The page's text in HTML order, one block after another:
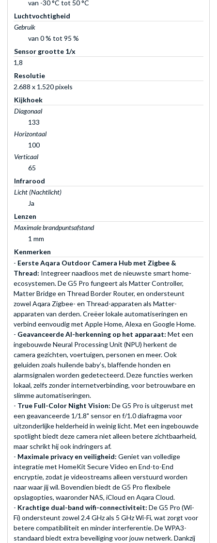
van -30 °C tot 50 °C
Luchtvochtigheid
Gebruik
van 0 % tot 95 %
Sensor grootte 1/x
1,8
Resolutie
2.688 x 1.520 pixels
Kijkhoek
Diagonaal
133
Horizontaal
100
Verticaal
65
Infrarood
Licht (Nachtlicht)
Ja
Lenzen
Maximale brandpuntsafstand
1 mm
Kenmerken
- Eerste Aqara Outdoor Camera Hub met Zigbee &
Thread: Integreer naadloos met de nieuwste smart home-
ecosystemen. De G5 Pro fungeert als Matter Controller,
Matter Bridge en Thread Border Router, en ondersteunt
zowel Aqara Zigbee- en Thread-apparaten als Matter-
apparaten van derden. Creëer lokale automatiseringen en
verbind eenvoudig met Apple Home, Alexa en Google Home.
- Geavanceerde AI-herkenning op het apparaat: Met een
ingebouwde Neural Processing Unit (NPU) herkent de
camera gezichten, voertuigen, personen en meer. Ook
geluiden zoals huilende baby’s, blaffende honden en
alarmsignalen worden gedetecteerd. Deze functies werken
lokaal, zelfs zonder internetverbinding, voor betrouwbare en
slimme automatiseringen.
- True Full-Color Night Vision: De G5 Pro is uitgerust met
een geavanceerde 1/1.8" sensor en f/1.0 diafragma voor
uitzonderlijke helderheid in weinig licht. Met een ingebouwde
spotlight biedt deze camera niet alleen betere zichtbaarheid,
maar schrikt hij ook indringers af.
- Maximale privacy en veiligheid: Geniet van volledige
integratie met HomeKit Secure Video en End-to-End
encryptie, zodat je videostreams alleen verstuurd worden
naar waar jij wil. Bovendien biedt de G5 Pro flexibele
opslagopties, waaronder NAS, iCloud en Aqara Cloud.
- Krachtige dual-band wifi-connectiviteit: De G5 Pro (Wi-
Fi) ondersteunt zowel 2.4 GHz als 5 GHz Wi-Fi, wat zorgt voor
betere compatibiliteit en minder interferentie. De WPA3-
standaard biedt extra beveiliging voor jouw netwerk. Dankzij